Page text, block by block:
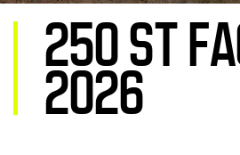
250 ST
2026